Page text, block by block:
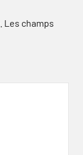
Les champs